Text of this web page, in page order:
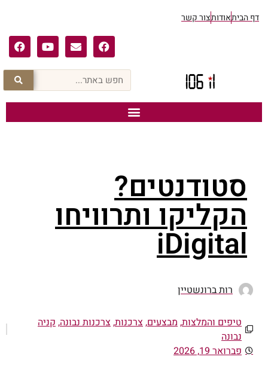
דף הביתאודותצור קשר
סטודנטים?
הקליקו ותרוויחו
iDigital
רות ברונשטיין
טיפים והמלצות, מבצעים, צרכנות, צרכנות נבונה, קניה
נבונה
פברואר 19, 2026